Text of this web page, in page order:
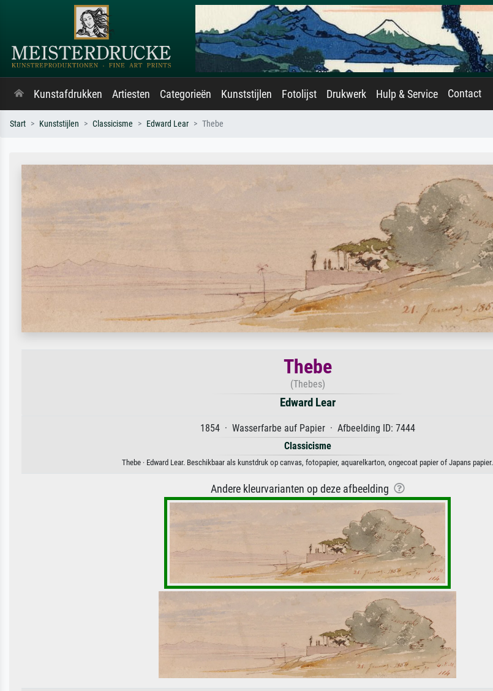
Kunstafdrukken Artiesten Categorieën Kunststijlen Fotolijst Drukwerk Hulp & Service Contact
Start Kunststijlen Classicisme Edward Lear Thebe
Thebe
(Thebes)
Edward Lear
1854 · Wasserfarbe auf Papier · Afbeelding ID: 7444
Classicisme
Thebe · Edward Lear. Beschikbaar als kunstdruk op canvas, fotopapier, aquarelkarton, ongecoat papier of Japans papier.
Andere kleurvarianten op deze afbeelding